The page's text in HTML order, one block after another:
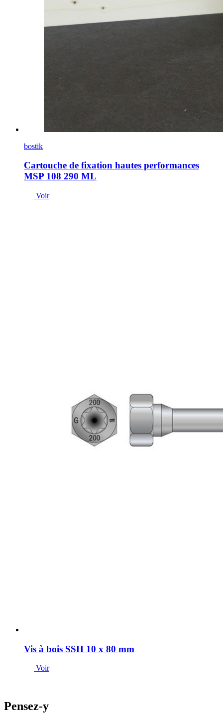
bostik
Cartouche de fixation hautes performances
MSP 108 290 ML
Voir
Vis à bois SSH 10 x 80 mm
Voir
Pensez-y